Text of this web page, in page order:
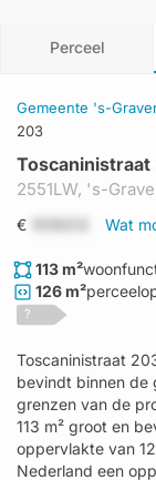
Perceel
Gemeente 's-
203
Toscaninistraat
2551LW, 's-
€ Wat
113 m²
126 m²
?
Toscaninistraat
bevindt binnen de
grenzen van de
113 m² groot en
oppervlakte van
Nederland een